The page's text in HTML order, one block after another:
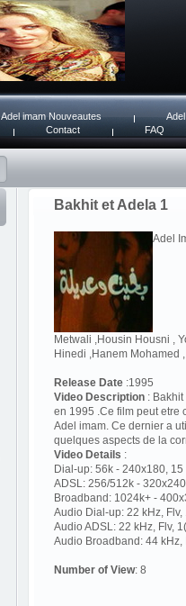
Adel imam Nouveautes
Contact FAQ
Bakhit et Adela 1
Adel
Metwali ,Housin Housni ,
Hinedi ,Hanem Mohamed
Release Date :1995
Video Description :
en 1995 .Ce film peut etre
Adel imam. Ce dernier a
quelques aspects de la
Video Details :
Dial-up: 56k - 240x180,
ADSL: 256/512k -
Broadband: 1024k+ -
Audio Dial-up: 22 kHz,
Audio ADSL: 22 kHz, Flv,
Audio Broadband: 44 kHz,
Number of View: 8